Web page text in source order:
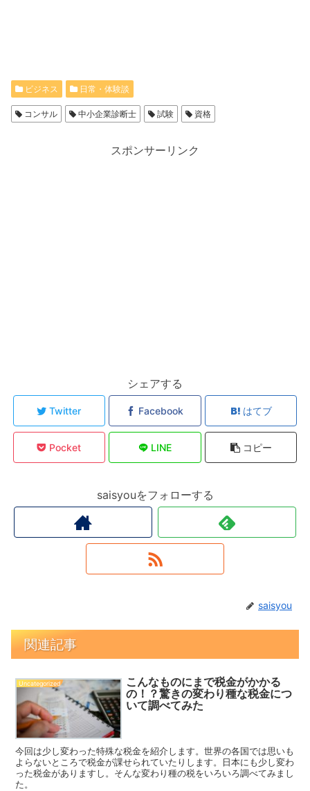
ビジネス 日常・体験談
コンサル 中小企業診断士 試験 資格
スポンサーリンク
シェアする
Twitter Facebook はてブ
Pocket LINE コピー
saisyouをフォローする
saisyou
関連記事
Uncategorized
こんなものにまで税金がかかる
の！？驚きの変わり種な税金につ
いて調べてみた
今回は少し変わった特殊な税金を紹介します。世界の各国では思いも
よらないところで税金が課せられていたりします。日本にも少し変わ
った税金がありますし。そんな変わり種の税をいろいろ調べてみまし
た。